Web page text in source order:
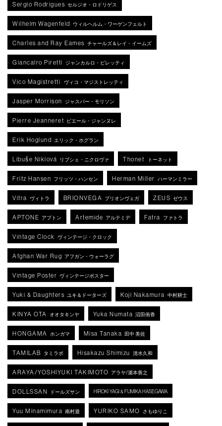
Sergio Rodrigues セルジオ・ロドリゲス
Wilhelm Wagenfeld ウィルヘルム・ワーゲンフェルト
Charles and Ray Eames チャールズ＆レイ・イームズ
Giancalro Piretti ジャンカルロ・ピレッティ
Vico Magistretti ヴィコ・マジストレッティ
Jasper Morrison ジャスパー・モリソン
Pierre Jeanneret ピエール・ジャンヌレ
Erik Hoglund エリック・ホグラン
Libuše Niklová リブシェ・ニクロヴァ Thonet トーネット
Fritz Hansen フリッツ・ハンセン Herman Miller ハーマンミラー
Vitra ヴィトラ BRIONVEGA ブリオンヴェガ ZEUS ゼウス
APTONE アプトン Artemide アルテミデ Fatra ファトラ
Vintage Clock ヴィンテージ・クロック
Afghan War Rug アフガン・ウォーラグ
Vintage Poster ヴィンテージポスター
Yuki & Daughters ユキ＆ドーターズ Koji Nakamura 中村耕士
KINYA OTA オオタキンヤ Yuka Numata 沼田侑香
HONGAMA ホンガマ Misa Tanaka 田中 美佐
TAMILAB タミラボ Hisakazu Shimizu 清水久和
ARAYA/YOSHIYUKI TAKIMOTO アラヤ/瀧本善之
DOLLSSAN ドールズサン HIROKI YAGI & FUMIKA HASEGAWA
Yuu Minamimura 南村遊 YURIKO SAMO さもゆりこ